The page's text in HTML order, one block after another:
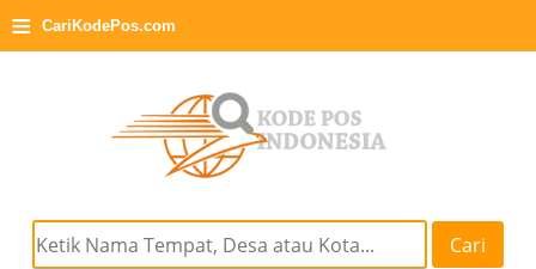
≡ CariKodePos.com
Cari